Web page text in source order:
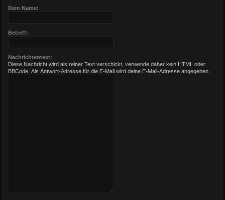
Dein Name:
Betreff:
Nachrichtentext:
Diese Nachricht wird als reiner Text verschickt, verwende daher kein HTML oder
BBCode. Als Antwort-Adresse für die E-Mail wird deine E-Mail-Adresse angegeben.